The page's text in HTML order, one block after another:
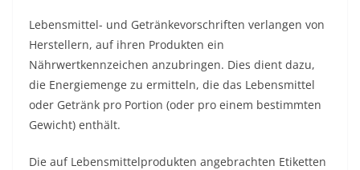
Lebensmittel- und Getränkevorschriften verlangen von
Herstellern, auf ihren Produkten ein
Nährwertkennzeichen anzubringen. Dies dient dazu,
die Energiemenge zu ermitteln, die das Lebensmittel
oder Getränk pro Portion (oder pro einem bestimmten
Gewicht) enthält.
Die auf Lebensmittelprodukten angebrachten Etiketten